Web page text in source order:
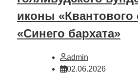
иконы «Квантового
«Синего бархата»
admin
02.06.2026